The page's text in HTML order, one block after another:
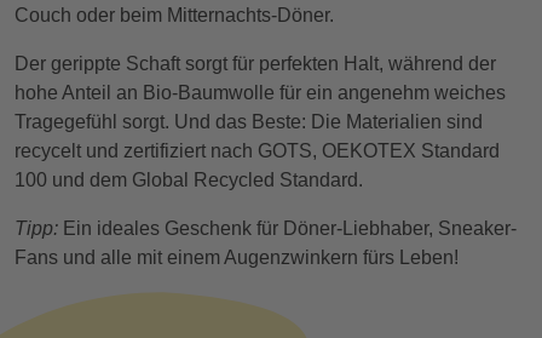
Couch oder beim Mitternachts-Döner.
Der gerippte Schaft sorgt für perfekten Halt, während der
hohe Anteil an Bio-Baumwolle für ein angenehm weiches
Tragegefühl sorgt. Und das Beste: Die Materialien sind
recycelt und zertifiziert nach GOTS, OEKOTEX Standard
100 und dem Global Recycled Standard.
Tipp: Ein ideales Geschenk für Döner-Liebhaber, Sneaker-
Fans und alle mit einem Augenzwinkern fürs Leben!